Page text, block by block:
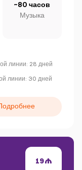
~80 часов
Музыка
линии: 28 дней
линии: 30 дней
19